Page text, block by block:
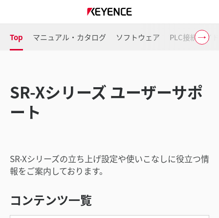
Top マニュアル・カタログ ソフトウェア PLC接続ガイド
SR-Xシリーズ ユーザーサポ
ート
SR-Xシリーズの立ち上げ設定や使いこなしに役立つ情
報をご案内しております。
コンテンツ一覧